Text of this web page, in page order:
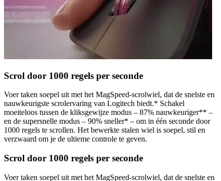
Scrol door 1000 regels per seconde
Voer taken soepel uit met het MagSpeed-scrolwiel, dat de snelste en
nauwkeurigste scrolervaring van Logitech biedt.* Schakel
moeiteloos tussen de kliksgewijze modus – 87% nauwkeuriger** –
en de supersnelle modus – 90% sneller* – om in één seconde door
1000 regels te scrollen. Het bewerkte stalen wiel is soepel, stil en
verzwaard om je de ultieme controle te geven.
Scrol door 1000 regels per seconde
Voer taken soepel uit met het MagSpeed-scrolwiel, dat de snelste en